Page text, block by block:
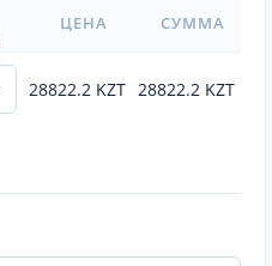
ЦЕНА СУММА
28822.2 KZT 28822.2 KZT